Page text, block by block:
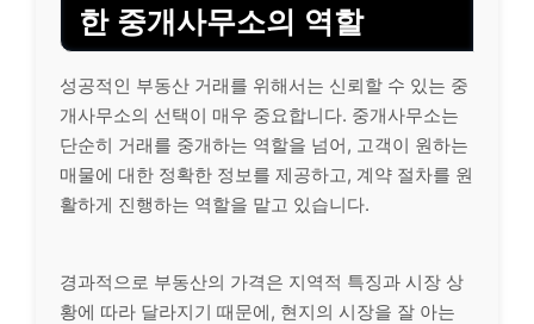
한 중개사무소의 역할
성공적인 부동산 거래를 위해서는 신뢰할 수 있는 중
개사무소의 선택이 매우 중요합니다. 중개사무소는
단순히 거래를 중개하는 역할을 넘어, 고객이 원하는
매물에 대한 정확한 정보를 제공하고, 계약 절차를 원
활하게 진행하는 역할을 맡고 있습니다.
경과적으로 부동산의 가격은 지역적 특징과 시장 상
황에 따라 달라지기 때문에, 현지의 시장을 잘 아는